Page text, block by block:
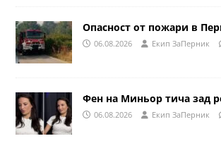
Опасност от пожари в
06.08.2026 Eкип ЗаПерник
Фен на Миньор тича зад
06.08.2026 Eкип ЗаПерник